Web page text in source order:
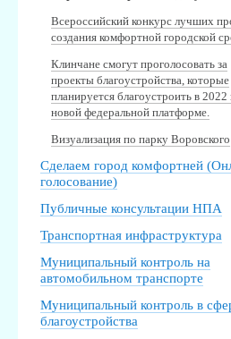
Всероссийский конкурс лучших
создания комфортной городской
Клинчане смогут проголосовать за
проекты благоустройства, которые
планируется благоустроить в 2022
новой федеральной платформе.
Визуализация по парку Воровского
Сделаем город комфортней
голосование)
Публичные консультации НПА
Транспортная инфраструктура
Муниципальный контроль на
автомобильном транспорте
Муниципальный контроль в
благоустройства